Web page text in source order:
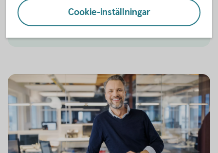
väg att expandera.
Startups och snabbväxandeföretag
Cookie-inställningar